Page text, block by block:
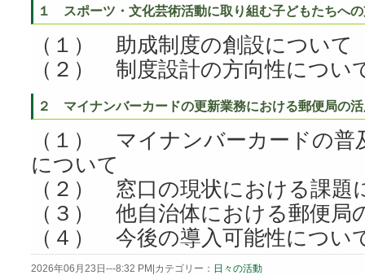
１ スポーツ・文化芸術活動に取り組む子どもたちへ
（１） 助成制度の創設について
（２） 制度設計の方向性につい
２ マイナンバーカードの更新業務における郵便局の
（１） マイナンバーカードの普
について
（２） 窓口の現状における課題
（３） 他自治体における郵便局
（４） 今後の導入可能性につい
2026年06月23日---8:32 PM|カテゴリー： 日々の活動